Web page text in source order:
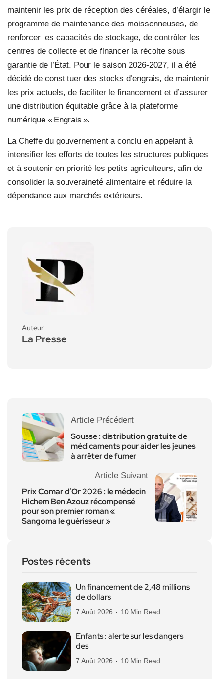
maintenir les prix de réception des céréales, d’élargir le
programme de maintenance des moissonneuses, de
renforcer les capacités de stockage, de contrôler les
centres de collecte et de financer la récolte sous
garantie de l’État. Pour le saison 2026-2027, il a été
décidé de constituer des stocks d’engrais, de maintenir
les prix actuels, de faciliter le financement et d’assurer
une distribution équitable grâce à la plateforme
numérique « Engrais ».
La Cheffe du gouvernement a conclu en appelant à
intensifier les efforts de toutes les structures publiques
et à soutenir en priorité les petits agriculteurs, afin de
consolider la souveraineté alimentaire et réduire la
dépendance aux marchés extérieurs.
Auteur
La Presse
Article Précédent
Sousse : distribution gratuite de
médicaments pour aider les jeunes
à arrêter de fumer
Article Suivant
Prix Comar d’Or 2026 : le médecin
Hichem Ben Azouz récompensé
pour son premier roman «
Sangoma le guérisseur »
Postes récents
Un financement de 2,48 millions
de dollars
7 Août 2026 10 Min Read
Enfants : alerte sur les dangers
des
7 Août 2026 10 Min Read